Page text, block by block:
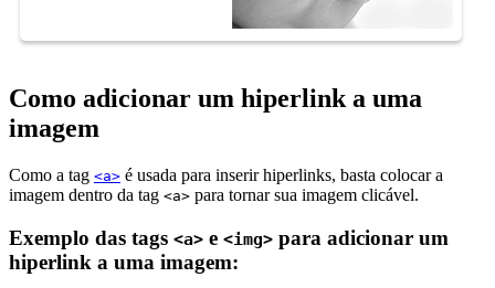
Como adicionar um hiperlink a uma
imagem
Como a tag <a> é usada para inserir hiperlinks, basta colocar a
imagem dentro da tag <a> para tornar sua imagem clicável.
Exemplo das tags <a> e <img> para adicionar um
hiperlink a uma imagem: